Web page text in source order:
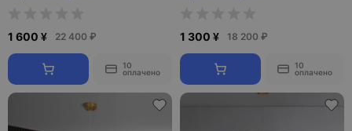
1 600 ¥ 22 400 ₽
10
оплачено
1 300 ¥ 18 200 ₽
10
оплачено